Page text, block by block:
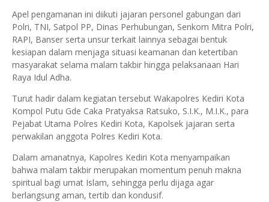
Apel pengamanan ini diikuti jajaran personel gabungan dari
Polri, TNI, Satpol PP, Dinas Perhubungan, Senkom Mitra Polri,
RAPI, Banser serta unsur terkait lainnya sebagai bentuk
kesiapan dalam menjaga situasi keamanan dan ketertiban
masyarakat selama malam takbir hingga pelaksanaan Hari
Raya Idul Adha.
Turut hadir dalam kegiatan tersebut Wakapolres Kediri Kota
Kompol Putu Gde Caka Pratyaksa Ratsuko, S.I.K., M.I.K., para
Pejabat Utama Polres Kediri Kota, Kapolsek jajaran serta
perwakilan anggota Polres Kediri Kota.
Dalam amanatnya, Kapolres Kediri Kota menyampaikan
bahwa malam takbir merupakan momentum penuh makna
spiritual bagi umat Islam, sehingga perlu dijaga agar
berlangsung aman, tertib dan kondusif.